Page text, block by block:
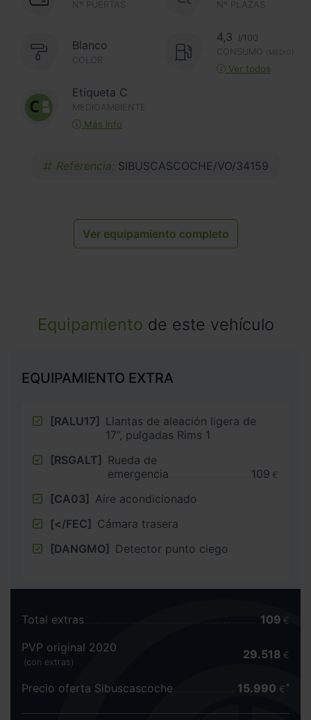
Nº PUERTAS
Nº PLAZAS
Blanco
COLOR
4,3
l/100
CONSUMO
(MEDIO)
Ver todos
Etiqueta C
MEDIOAMBIENTE
Más info
Referencia: SIBUSCASCOCHE/VO/34159
Ver equipamiento completo
Equipamiento de este vehículo
EQUIPAMIENTO EXTRA
[RALU17] Llantas de aleación ligera de
17”, pulgadas Rims 1
[RSGALT] Rueda de
emergencia
109 €
[CA03] Aire acondicionado
[</FEC] Cámara trasera
[DANGMO] Detector punto ciego
Total extras 109 €
PVP original 2020
(con extras)
29.518 €
Precio oferta Sibuscascoche 15.990 €